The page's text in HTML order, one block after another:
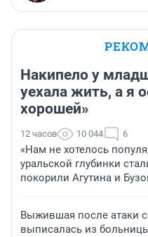
Накипело у
уехала жить, а я
хорошей»
12 часов 10 044 6
«Нам не хотелось
уральской глубинки
покорили Агутина и
Выжившая после атаки
выписалась из